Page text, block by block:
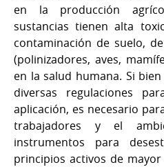
en la producción
sustancias tienen alta
contaminación de suelo,
(polinizadores, aves,
en la salud humana. Si
diversas regulaciones
aplicación, es necesario
trabajadores y el
instrumentos para
principios activos de